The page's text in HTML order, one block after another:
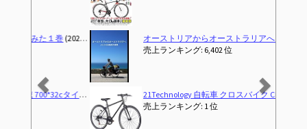
オーストリアからオーストラリアへ ふたりの自転車大冒険（字幕版）
売上ランキング: 6,402 位
21Technology 自転車 クロスバイク CL266 マットブラック 700x28cタイヤ シマノ製6段変速ギヤ レボシフター フラットハンドルバー 前後キャリパーブレーキ
売上ランキング: 1 位